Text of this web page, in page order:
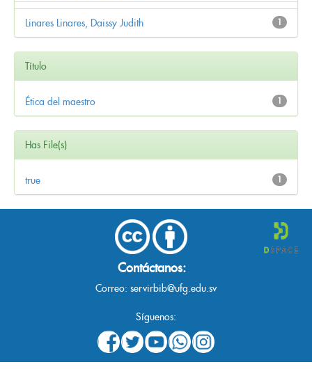
1
Linares Linares, Daissy Judith
Título
1
Ética del maestro
Has File(s)
1
true
Contáctanos:
Correo: servirbib@ufg.edu.sv
Síguenos: